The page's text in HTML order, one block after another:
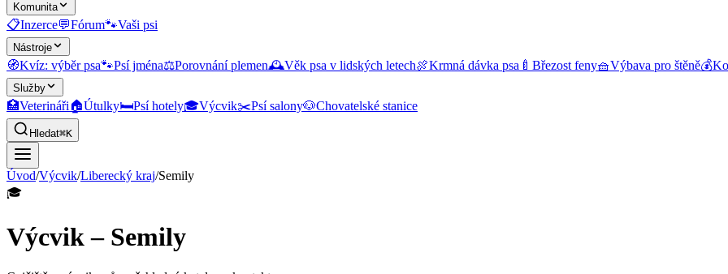
Komunita
📋Inzerce💬Fórum🐾Vaši psi
Nástroje
🧭Kvíz: výběr psa🐾Psí jména⚖️Porovnání plemen🕰️Věk psa v lidských letech🍖Krmná dávka psa 🍼 Březost feny🧺Výbava pro štěně💰
Služby
🏥Veterináři🏠Útulky🛏️Psí hotely🎓Výcvik✂️Psí salony🐶Chovatelské stanice
Hledat⌘K
Úvod/Výcvik/Liberecký kraj/Semily
🎓
Výcvik – Semily